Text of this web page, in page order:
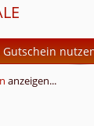
Gutschein
anzeigen...